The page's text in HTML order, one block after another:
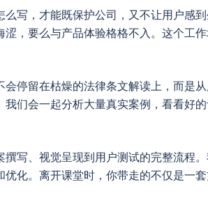
写，才能既保护公司，又不让用户感
，要么与产品体验格格不入。这个工
停留在枯燥的法律条文解读上，而是
们会一起分析大量真实案例，看看好
写、视觉呈现到用户测试的完整流程
化。离开课堂时，你带走的不仅是一